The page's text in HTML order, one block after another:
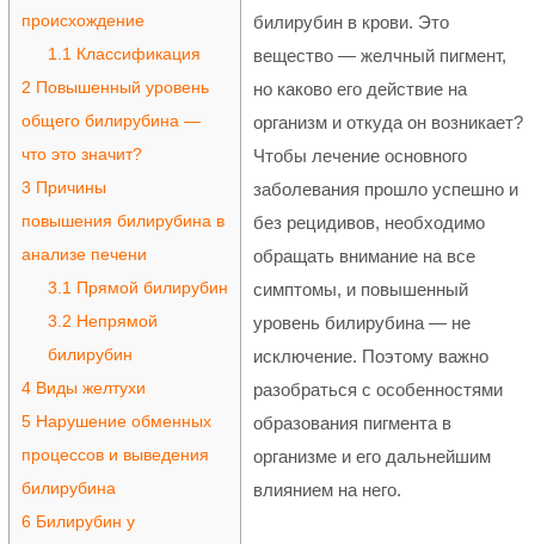
происхождение
1.1Классификация
2 Повышенный уровень
общего билирубина —
что это значит?
3 Причины
повышения билирубина в
анализе печени
3.1Прямой билирубин
3.2 Непрямой
билирубин
4 Виды желтухи
5 Нарушение обменных
процессов и выведения
билирубина
6 Билирубин у
билирубин в крови. Это
вещество — желчный пигмент,
но каково его действие на
организм и откуда он возникает?
Чтобы лечение основного
заболевания прошло успешно и
без рецидивов, необходимо
обращать внимание на все
симптомы, и повышенный
уровень билирубина — не
исключение. Поэтому важно
разобраться с особенностями
образования пигмента в
организме и его дальнейшим
влиянием на него.